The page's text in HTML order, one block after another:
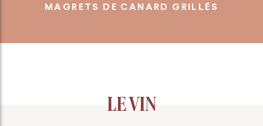
MAGRETS DE CANARD GRILLÉS
LE VIN